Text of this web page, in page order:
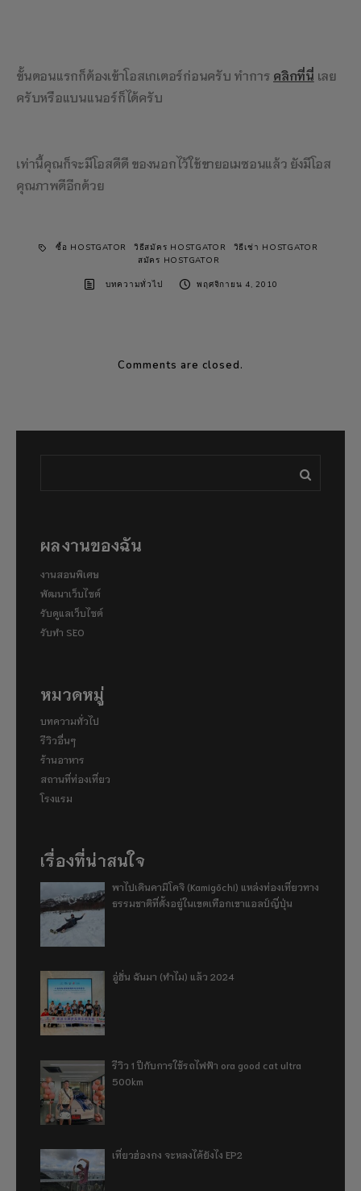
ขั้นตอนแรกก็ต้องเข้าโอสเกเตอร์ก่อนครับ ทำการ คลิกที่นี่ เลย
ครับหรือแบนแนอร์ก็ได้ครับ
เท่านี้คุณก็จะมีโอสดีดี ของนอกไว้ใช้ขายอเมซอนแล้ว ยังมีโอส
คุณภาพดีอีกด้วย
ซื้อ HOSTGATOR วิธีสมัคร HOSTGATOR
วิธีเช่า HOSTGATOR
สมัคร HOSTGATOR
บทความทั่วไป พฤศจิกายน 4, 2010
Comments are closed.
ผลงานของฉัน
งานสอนพิเศษ
พัฒนาเว็บไซต์
รับดูแลเว็บไซต์
รับทำ SEO
หมวดหมู่
บทความทั่วไป
รีวิวอื่นๆ
ร้านอาหาร
สถานที่ท่องเที่ยว
โรงแรม
เรื่องที่น่าสนใจ
พาไปเดินคามิโคจิ (Kamigōchi) แหล่งท่องเที่ยวทาง
ธรรมชาติที่ตั้งอยู่ในเขตเทือกเขาแอลป์ญี่ปุ่น
อู่ฮั่น ฉันมา (ทำไม) แล้ว 2024
รีวิว 1 ปีกับการใช้รถไฟฟ้า ora good cat ultra
500km
เที่ยวฮ่องกง จะหลงได้ยังไง EP2